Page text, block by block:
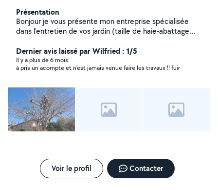
Présentation
Bonjour je vous présente mon entreprise spécialisée
dans l'entretien de vos jardin (taille de haie-abattage
à nous contacter pour un devis gratuit prix abordables
travaille propre et soigner
Dernier avis laissé par Wilfried : 1/5
Il y a plus de 6 mois
à pris un acompte et n'est jamais venue faire les travaux !! fuir
Voir le profil Contacter